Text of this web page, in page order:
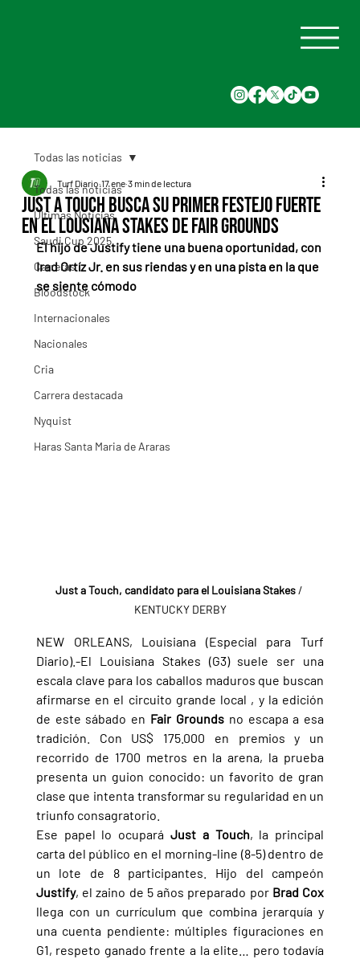
Todas las noticias
Últimas Noticias
Saudi Cup 2025
Carreras
Bloodstock
Internacionales
Nacionales
Cria
Carrera destacada
Nyquist
Haras Santa Maria de Araras
Todas las noticias
Just a Touch busca su primer festejo fuerte
en el Lousiana Stakes de Fair Grounds
Turf Diario 17 ene 3 min de lectura
El hijo de Justify tiene una buena oportunidad, con
Irad Ortíz Jr. en sus riendas y en una pista en la que
se siente cómodo
Just a Touch, candidato para el Louisiana Stakes /
KENTUCKY DERBY
NEW ORLEANS, Louisiana (Especial para Turf
Diario).-El Louisiana Stakes (G3) suele ser una
escala clave para los caballos maduros que buscan
afirmarse en el circuito grande local , y la edición
de este sábado en Fair Grounds no escapa a esa
tradición. Con US$ 175.000 en premios y un
recorrido de 1700 metros en la arena, la prueba
presenta un guion conocido: un favorito de gran
clase que intenta transformar su regularidad en un
triunfo consagratorio.
Ese papel lo ocupará Just a Touch, la principal
carta del público en el morning-line (8-5) dentro de
Justify, el zaino de 5 años preparado por
llega con un currículum que combina jerarquía y
una cuenta pendiente: múltiples figuraciones en
G1, respeto ganado frente a la elite… pero todavía